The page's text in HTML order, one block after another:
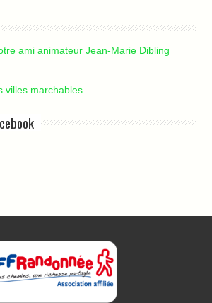
ami animateur Jean-Marie Dibling
villes marchables